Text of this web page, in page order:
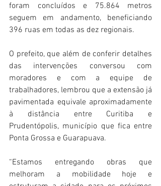
foram concluídos e 75.864 metros
seguem em andamento, beneficiando
396 ruas em todas as dez regionais.
O prefeito, que além de conferir detalhes
das intervenções conversou com
moradores e com a equipe de
trabalhadores, lembrou que a extensão já
pavimentada equivale aproximadamente
à distância entre Curitiba e
Prudentópolis, município que fica entre
Ponta Grossa e Guarapuava.
“Estamos entregando obras que
melhoram a mobilidade hoje e